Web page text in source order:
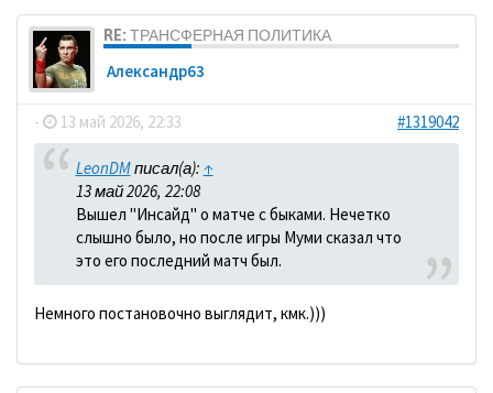
RE: ТРАНСФЕРНАЯ ПОЛИТИКА
Александр63
- 13 май 2026, 22:33 #1319042
LeonDMписал(а): ↑
13 май 2026, 22:08
Вышел "Инсайд" о матче с быками. Нечетко
слышно было, но после игры Муми сказал что
это его последний матч был.
Немного постановочно выглядит, кмк.)))